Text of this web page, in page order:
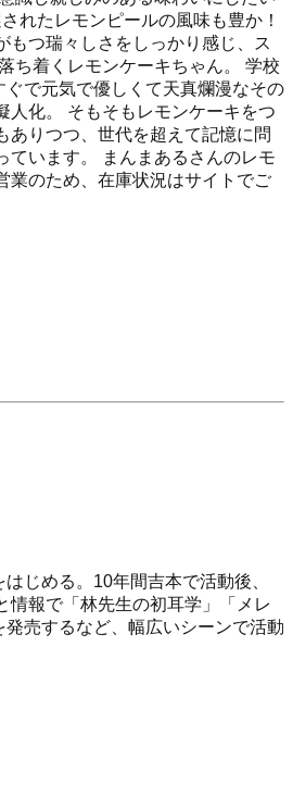
れたレモンピールの風味も豊か！
もつ瑞々しさをしっかり感じ、ス
ち着くレモンケーキちゃん。 学校
で元気で優しくて天真爛漫なその
人化。 そもそもレモンケーキをつ
ありつつ、世代を超えて記憶に問
ています。 まんまあるさんのレモ
業のため、在庫状況はサイトでご
じめる。10年間吉本で活動後、
情報で「林先生の初耳学」「メレ
売するなど、幅広いシーンで活動